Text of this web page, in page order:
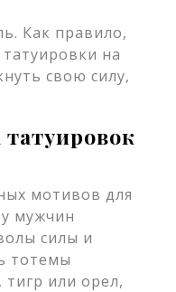
Как правило,
на
свою силу,
мотивов для
мужчин
силы и
тотемы
или орел,